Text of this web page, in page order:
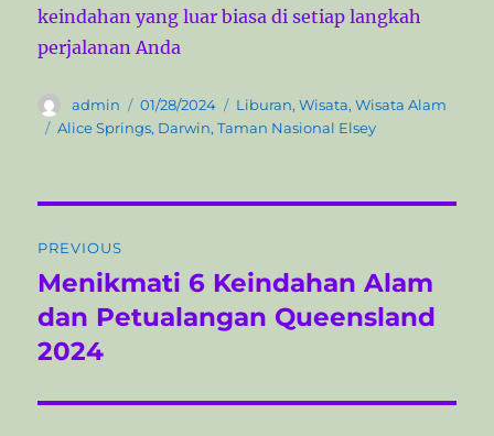
keindahan yang luar biasa di setiap langkah
perjalanan Anda
A
u
admin
P
o
01/28/2024
C
a
e
s
Liburan,Wisata,Wisata Alam
T
Alice Springs, Darwin,Taman Nasional Elsey
a
v
i
g
PREVIOUS
P
r
e
i
Menikmati 6 Keindahan Alam
dan Petualangan Queensland
2024